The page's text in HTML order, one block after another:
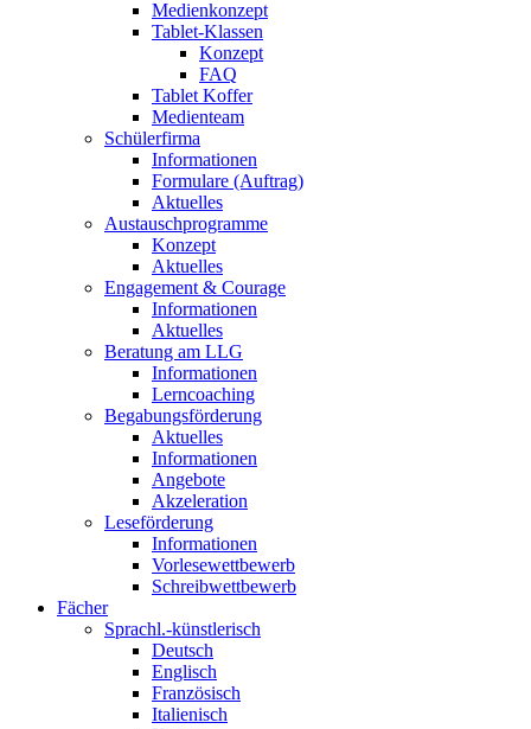
Medienkonzept
Tablet-Klassen
Konzept
FAQ
Tablet Koffer
Medienteam
Schülerfirma
Informationen
Formulare (Auftrag)
Aktuelles
Austauschprogramme
Konzept
Aktuelles
Engagement & Courage
Informationen
Aktuelles
Beratung am LLG
Informationen
Lerncoaching
Begabungsförderung
Aktuelles
Informationen
Angebote
Akzeleration
Leseförderung
Informationen
Vorlesewettbewerb
Schreibwettbewerb
Fächer
Sprachl.-künstlerisch
Deutsch
Englisch
Französisch
Italienisch